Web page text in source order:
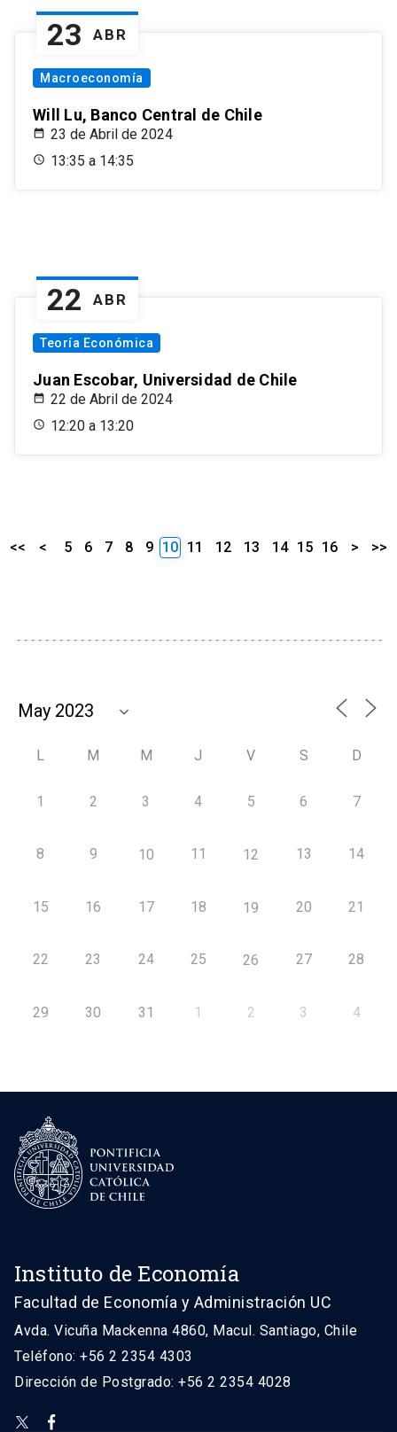
23 ABR
Macroeconomía
Will Lu, Banco Central de Chile
23 de Abril de 2024
13:35 a 14:35
22 ABR
Teoría Económica
Juan Escobar, Universidad de Chile
22 de Abril de 2024
12:20 a 13:20
<< < 5 6 7 8 9 10 11 12 13 14 15 16 > >>
L M M J V S D
1 2 3 4 5 6 7
8 9 10 11 12 13 14
15 16 17 18 19 20 21
22 23 24 25 26 27 28
29 30 31 1 2 3 4
Instituto de Economía
Facultad de Economía y Administración UC
Avda. Vicuña Mackenna 4860, Macul. Santiago, Chile
Teléfono: +56 2 2354 4303
Dirección de Postgrado: +56 2 2354 4028